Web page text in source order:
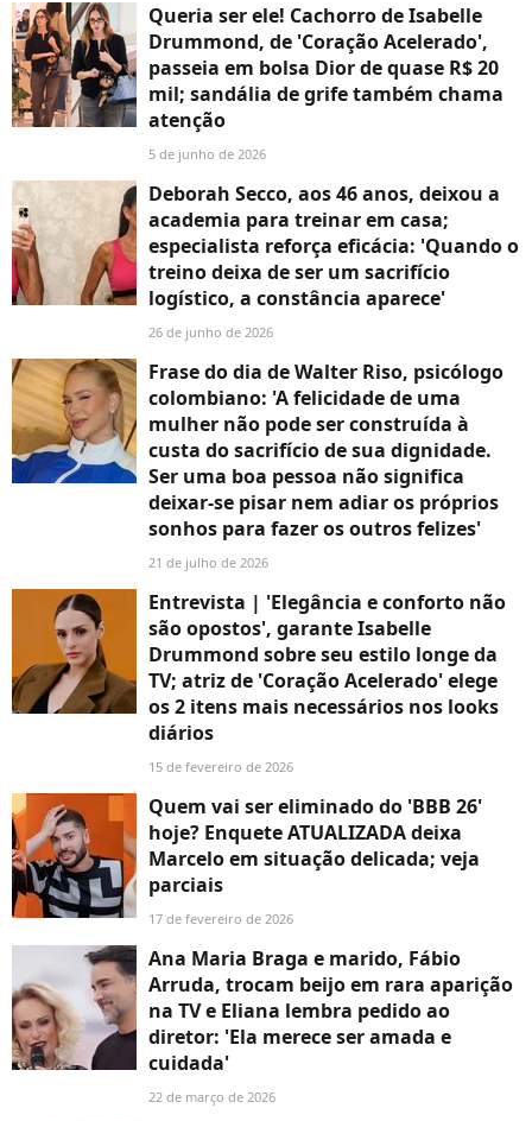
Queria ser ele! Cachorro de Isabelle
Drummond, de 'Coração Acelerado',
passeia em bolsa Dior de quase R$ 20
mil; sandália de grife também chama
atenção
5 de junho de 2026
Deborah Secco, aos 46 anos, deixou a
academia para treinar em casa;
especialista reforça eficácia: 'Quando o
treino deixa de ser um sacrifício
logístico, a constância aparece'
26 de junho de 2026
Frase do dia de Walter Riso, psicólogo
colombiano: 'A felicidade de uma
mulher não pode ser construída à
custa do sacrifício de sua dignidade.
Ser uma boa pessoa não significa
deixar-se pisar nem adiar os próprios
sonhos para fazer os outros felizes'
21 de julho de 2026
Entrevista | 'Elegância e conforto não
são opostos', garante Isabelle
Drummond sobre seu estilo longe da
TV; atriz de 'Coração Acelerado' elege
os 2 itens mais necessários nos looks
diários
15 de fevereiro de 2026
Quem vai ser eliminado do 'BBB 26'
hoje? Enquete ATUALIZADA deixa
Marcelo em situação delicada; veja
parciais
17 de fevereiro de 2026
Ana Maria Braga e marido, Fábio
Arruda, trocam beijo em rara aparição
na TV e Eliana lembra pedido ao
diretor: 'Ela merece ser amada e
cuidada'
22 de março de 2026